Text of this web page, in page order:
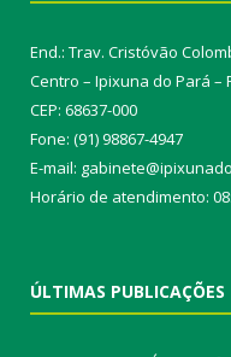
End.: Trav. Cristóvão
Centro – Ipixuna do Pará –
CEP: 68637-000
Fone: (91) 98867-4947
E-mail:
Horário de atendimento:
ÚLTIMAS PUBLICAÇÕES